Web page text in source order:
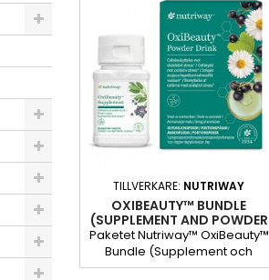
mot oxidativ stress1 med hjälp
av koppar och PhytoVibrant™
Complex.
TILLVERKARE: NUTRIWAY
OXIBEAUTY™ BUNDLE
(SUPPLEMENT AND POWDER
DRINK) NUTRIWAY
Paketet Nutriway™ OxiBeauty™
Bundle (Supplement och
Powder Drink) innehåller